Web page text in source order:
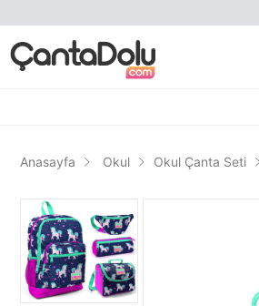
Anasayfa Okul Okul Çanta Seti